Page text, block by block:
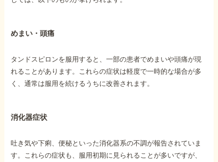
めまい・頭痛
タンドスピロンを服用すると、一部の患者でめまいや頭痛が現
れることがあります。これらの症状は軽度で一時的な場合が多
く、通常は服用を続けるうちに改善されます。
消化器症状
吐き気や下痢、便秘といった消化器系の不調が報告されていま
す。これらの症状も、服用初期に見られることが多いですが、